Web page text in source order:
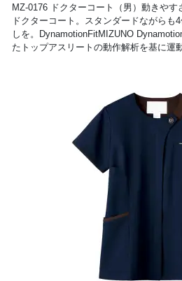
MZ-0176 ドクターコート（男）動きや
ドクターコート。スタンダードながらも
しを。DynamotionFitMIZUNO
たトップアスリートの動作解析を基に運